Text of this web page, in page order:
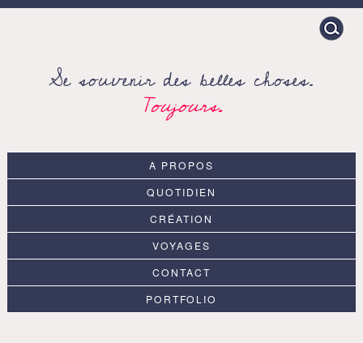
Search
for:
Se souvenir des belles choses.
Toujours.
A PROPOS
QUOTIDIEN
CRÉATION
VOYAGES
CONTACT
PORTFOLIO